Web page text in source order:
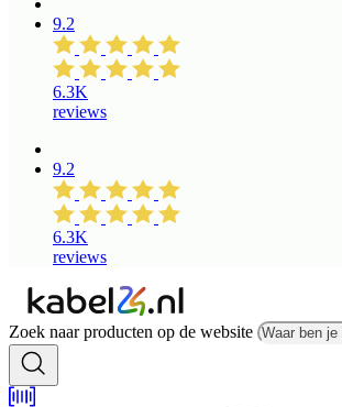
9.2
6.3K
reviews
9.2
6.3K
reviews
Zoek naar producten op de website